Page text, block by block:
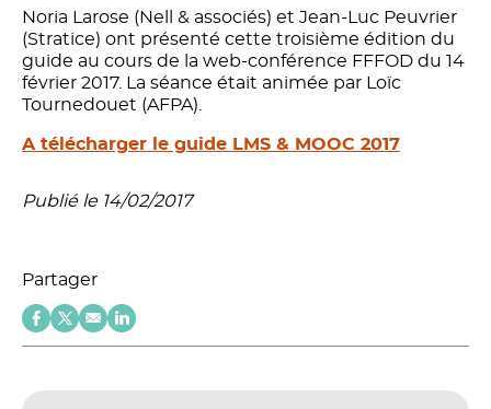
Noria Larose (Nell & associés) et Jean-Luc Peuvrier
(Stratice) ont présenté cette troisième édition du
guide au cours de la web-conférence FFFOD du 14
février 2017. La séance était animée par Loïc
Tournedouet (AFPA).
A télécharger le guide LMS & MOOC 2017
Publié le 14/02/2017
Partager